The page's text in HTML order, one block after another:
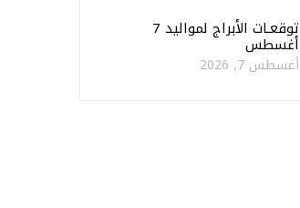
توقعـات الأبراج لمواليد 7
أغسطس
أغسطس 7, 2026